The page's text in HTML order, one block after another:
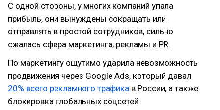
С одной стороны, у многих компаний упала
прибыль, они вынуждены сокращать или
отправлять в простой сотрудников, сильно
сжалась сфера маркетинга, рекламы и PR.
По маркетингу ощутимо ударила невозможность
продвижения через Google Ads, который давал
20% всего рекламного трафика в России, а также
блокировка глобальных соцсетей.